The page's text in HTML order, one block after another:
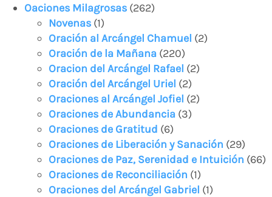
Oaciones Milagrosas (262)
Novenas (1)
Oración al Arcángel Chamuel (2)
Oración de la Mañana (220)
Oracion del Arcángel Rafael (2)
Oración del Arcángel Uriel (2)
Oraciones al Arcángel Jofiel (2)
Oraciones de Abundancia (3)
Oraciones de Gratitud (6)
Oraciones de Liberación y Sanación (29)
Oraciones de Paz, Serenidad e Intuición (66)
Oraciones de Reconciliación (1)
Oraciones del Arcángel Gabriel (1)